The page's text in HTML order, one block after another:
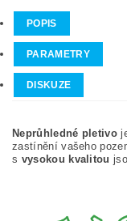
POPIS
PARAMETRY
DISKUZE
Neprůhledné pletivo
zastínění vašeho
s vysokou kvalitou